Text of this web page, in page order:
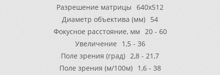
Разрешение матрицы 640x512
Диаметр объектива (мм) 54
Фокусное расстояние, мм 20 - 60
Увеличение
1,5 - 36
Поле зрения (град) 2,8 - 21,7
Поле зрения (м/100м)
1,6 - 38